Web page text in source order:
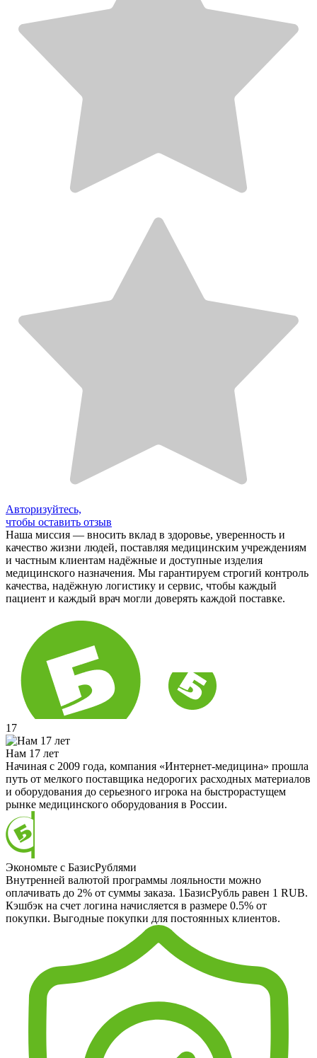
Авторизуйтесь,
чтобы оставить отзыв
Наша миссия — вносить вклад в здоровье, уверенность и
качество жизни людей, поставляя медицинским учреждениям
и частным клиентам надёжные и доступные изделия
медицинского назначения. Мы гарантируем строгий контроль
качества, надёжную логистику и сервис, чтобы каждый
пациент и каждый врач могли доверять каждой поставке.
17
Нам 17 лет
Начиная с 2009 года, компания «Интернет-медицина» прошла
путь от мелкого поставщика недорогих расходных материалов
и оборудования до серьезного игрока на быстрорастущем
рынке медицинского оборудования в России.
Экономьте с БазисРублями
Внутренней валютой программы лояльности можно
оплачивать до 2% от суммы заказа. 1БазисРубль равен 1 RUB.
Кэшбэк на счет логина начисляется в размере 0.5% от
покупки. Выгодные покупки для постоянных клиентов.